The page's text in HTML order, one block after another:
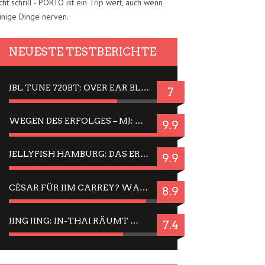
schrill - PORTO ist ein Trip wert, auch wenn
Dinge nerven.
NEUESTE TESTBERICHTE
JBL TUNE 720BT: OVER EAR BLUETOOTH KOPFHÖRER UM DIE 50,-€ IM DAUER-TEST 7
WEGEN DES ERFOLGES – MJ: MICHAEL JACKSON MUSICAL IN EINER MATINEE SEHEN 9.9
JELLYFISH HAMBURG: DAS ERFOLGREICHE SOMMER-MENÜ 2025 IN GEFÜHLEN UND BILDERN 9.9
CÉSAR FÜR JIM CARREY? WARUM DAS EINER DER NERVIGSTEN ACTORS IST UND BLEIBT 8.9
JING JING: IN-THAI RÄUMT WIEDER TITEL AB – EIN ZWEI-STUNDEN-ERLEBNISBERICHT 7.4